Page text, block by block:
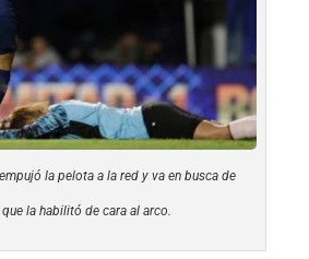
la pelota a la red y va en busca de
la habilitó de cara al arco.